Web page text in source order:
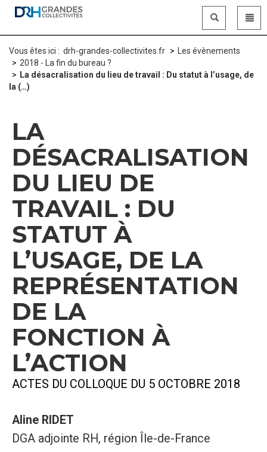
Vous êtes ici : drh-grandes-collectivites.fr
Les évènements
2018 - La fin du bureau ?
La désacralisation du lieu de travail : Du statut à l’usage, de
la (…)
LA
DÉSACRALISATION
DU LIEU DE
TRAVAIL : DU
STATUT À
L’USAGE, DE LA
REPRÉSENTATION
DE LA
FONCTION À
L’ACTION
ACTES DU COLLOQUE DU 5 OCTOBRE 2018
Aline RIDET
DGA adjointe RH, région Île-de-France
Panneau de gestion des cookies